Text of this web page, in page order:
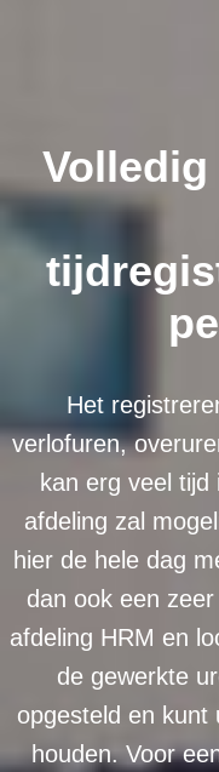
Het
verlofuren,
kan erg veel tijd
afdeling zal
hier de hele dag
dan ook een
afdeling HRM en
de gewerkte
opgesteld en kunt
houden. Voor